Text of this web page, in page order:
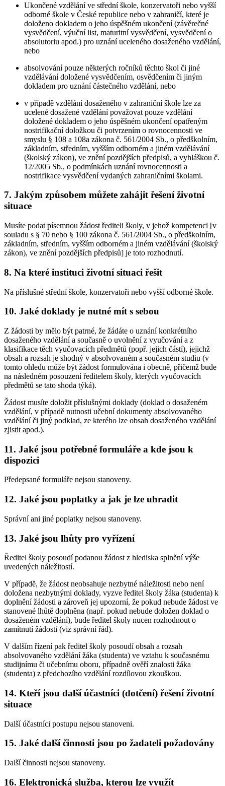
Ukončené vzdělání ve střední škole, konzervatoři nebo vyšší
odborné škole v České republice nebo v zahraničí, které je
doloženo dokladem o jeho úspěšném ukončení (závěrečné
vysvědčení, výuční list, maturitní vysvědčení, vysvědčení o
absolutoriu apod.) pro uznání uceleného dosaženého vzdělání,
nebo
absolvování pouze některých ročníků těchto škol či jiné
vzdělávání doložené vysvědčením, osvědčením či jiným
dokladem pro uznání částečného vzdělání, nebo
v případě vzdělání dosaženého v zahraniční škole lze za
ucelené dosažené vzdělání považovat pouze vzdělání
doložené dokladem o jeho úspěšném ukončení opatřeným
nostrifikační doložkou či potvrzením o rovnocennosti ve
smyslu § 108 a 108a zákona č. 561/2004 Sb., o předškolním,
základním, středním, vyšším odborném a jiném vzdělávání
(školský zákon), ve znění pozdějších předpisů, a vyhláškou č.
12/2005 Sb., o podmínkách uznání rovnocennosti a
nostrifikace vysvědčení vydaných zahraničními školami.
7. Jakým způsobem můžete zahájit řešení životní
situace
Musíte podat písemnou žádost řediteli školy, v jehož kompetenci [v
souladu s § 70 nebo § 100 zákona č. 561/2004 Sb., o předškolním,
základním, středním, vyšším odborném a jiném vzdělávání (školský
zákon), ve znění pozdějších předpisů] je toto rozhodnutí.
8. Na které instituci životní situaci řešit
Na příslušné střední škole, konzervatoři nebo vyšší odborné škole.
10. Jaké doklady je nutné mít s sebou
Z žádosti by mělo být patrné, že žádáte o uznání konkrétního
dosaženého vzdělání a současně o uvolnění z vyučování a z
klasifikace těch vyučovacích předmětů (popř. jejich částí), jejichž
obsah a rozsah je shodný v absolvovaném a současném studiu (v
tomto ohledu může být žádost formulována i obecně, přičemž bude
na následném posouzení ředitelem školy, kterých vyučovacích
předmětů se tato shoda týká).
Žádost musíte doložit příslušnými doklady (doklad o dosaženém
vzdělání, v případě nutnosti učební dokumenty absolvovaného
vzdělání či jiný podklad, ze kterého lze obsah dosaženého vzdělání
zjistit apod.).
11. Jaké jsou potřebné formuláře a kde jsou k
dispozici
Předepsané formuláře nejsou stanoveny.
12. Jaké jsou poplatky a jak je lze uhradit
Správní ani jiné poplatky nejsou stanoveny.
13. Jaké jsou lhůty pro vyřízení
Ředitel školy posoudí podanou žádost z hlediska splnění výše
uvedených náležitostí.
V případě, že žádost neobsahuje nezbytné náležitosti nebo není
doložena nezbytnými doklady, vyzve ředitel školy žáka (studenta) k
doplnění žádosti a zároveň jej upozorní, že pokud nebude žádost ve
stanovené lhůtě doplněna (např. pokud nebude doložen doklad o
dosaženém vzdělání), bude ředitel školy nucen rozhodnout o
zamítnutí žádosti (viz správní řád).
V dalším řízení pak ředitel školy posoudí obsah a rozsah
absolvovaného vzdělání žáka (studenta) ve vztahu k současnému
studijnímu či učebnímu oboru, případně ověří znalosti žáka
(studenta) z předchozího vzdělání rozdílovou zkouškou.
14. Kteří jsou další účastníci (dotčení) řešení životní
situace
Další účastníci postupu nejsou stanoveni.
15. Jaké další činnosti jsou po žadateli požadovány
Další činnosti nejsou stanoveny.
16. Elektronická služba, kterou lze využít